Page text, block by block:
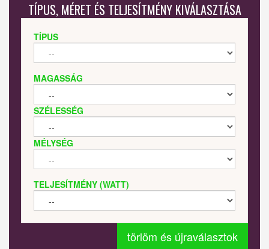
TÍPUS, MÉRET ÉS TELJESÍTMÉNY KIVÁLASZTÁSA
TÍPUS
MAGASSÁG
SZÉLESSÉG
MÉLYSÉG
TELJESÍTMÉNY (WATT)
törlöm és újraválasztok